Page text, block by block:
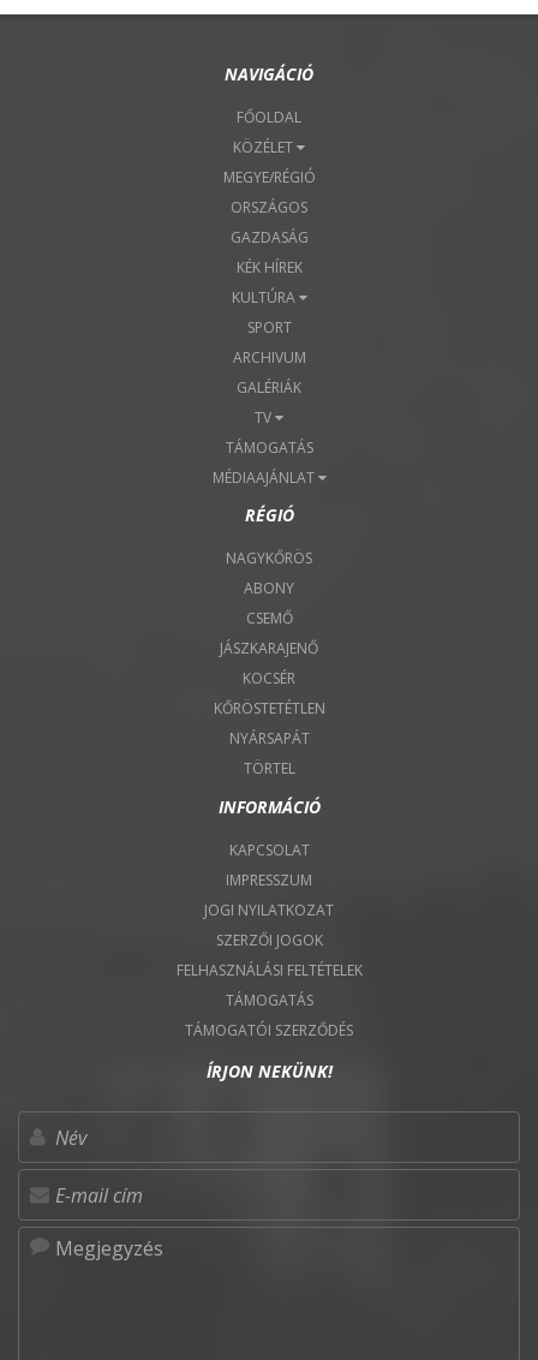
NAVIGÁCIÓ
FŐOLDAL
KÖZÉLET
MEGYE/RÉGIÓ
ORSZÁGOS
GAZDASÁG
KÉK HÍREK
KULTÚRA
SPORT
ARCHIVUM
GALÉRIÁK
TV
TÁMOGATÁS
MÉDIAAJÁNLAT
RÉGIÓ
NAGYKŐRÖS
ABONY
CSEMŐ
JÁSZKARAJENŐ
KOCSÉR
KŐRÖSTETÉTLEN
NYÁRSAPÁT
TÖRTEL
INFORMÁCIÓ
KAPCSOLAT
IMPRESSZUM
JOGI NYILATKOZAT
SZERZŐI JOGOK
FELHASZNÁLÁSI FELTÉTELEK
TÁMOGATÁS
TÁMOGATÓI SZERZŐDÉS
ÍRJON NEKÜNK!